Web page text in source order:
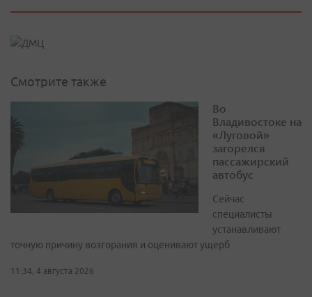
Смотрите также
Во
Владивостоке на
«Луговой»
загорелся
пассажирский
автобус
Сейчас
специалисты
устанавливают
точную причину возгорания и оценивают ущерб
11:34, 4 августа 2026